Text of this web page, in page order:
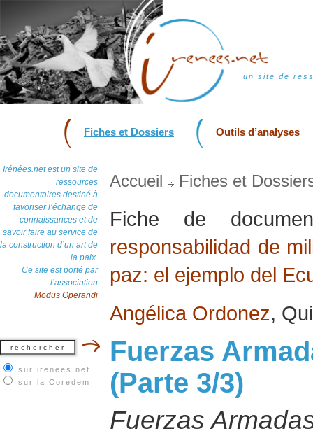
un site de
Fiches et Dossiers Outils d’analyses
Irénées.net est un site de
ressources
documentaires destiné à
favoriser l’échange de
connaissances et de
savoir faire au service de
la construction d’un art de
la paix.
Ce site est porté par
l’association
Modus Operandi
sur irenees.net
sur la Coredem
Accueil Fiches et
Fiche de
responsabilidad de
paz: el ejemplo del
Angélica Ordonez,
Fuerzas
(Parte 3/3)
Fuerzas